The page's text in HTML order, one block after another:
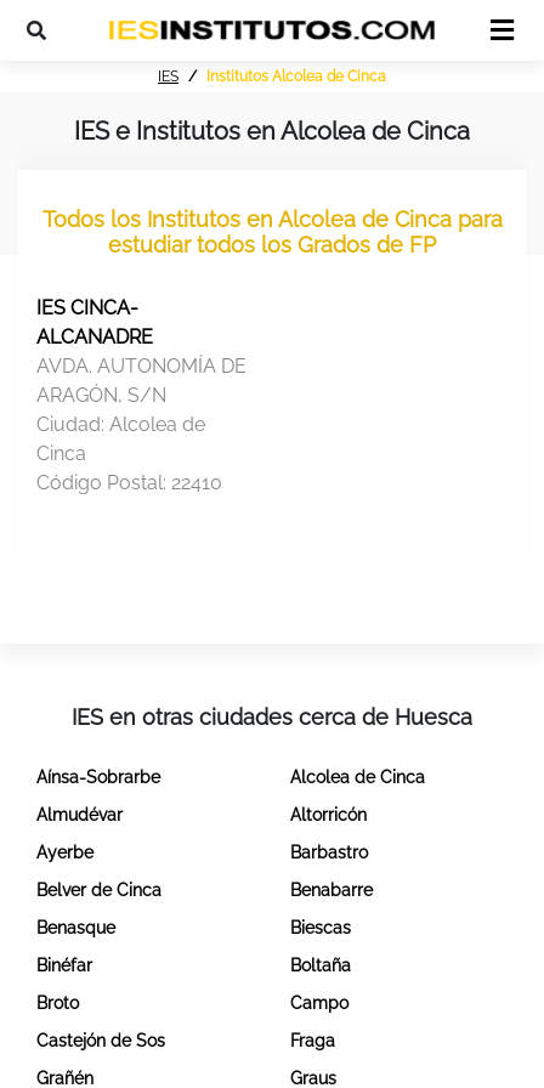
IES Institutos Alcolea de Cinca
IES e Institutos en Alcolea de Cinca
Todos los Institutos en Alcolea de Cinca para
estudiar todos los Grados de FP
IES CINCA-
ALCANADRE
AVDA. AUTONOMÍA DE
ARAGÓN, S/N
Ciudad: Alcolea de
Cinca
Código Postal: 22410
IES en otras ciudades cerca de Huesca
Aínsa-Sobrarbe
Alcolea de Cinca
Almudévar
Altorricón
Ayerbe
Barbastro
Belver de Cinca
Benabarre
Benasque
Biescas
Binéfar
Boltaña
Broto
Campo
Castejón de Sos
Fraga
Grañén
Graus